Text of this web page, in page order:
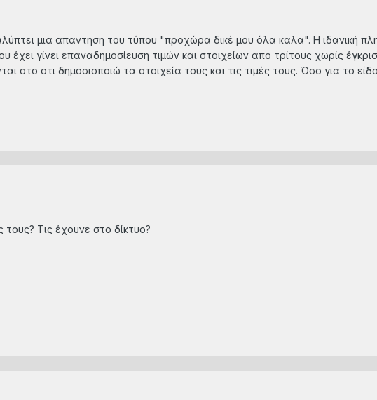
μια απαντηση του τύπου "προχώρα δικέ μου όλα καλα". Η ιδανική
έχει γίνει επαναδημοσίευση τιμών και στοιχείων απο τρίτους χωρίς
στο οτι δημοσιοποιώ τα στοιχεία τους και τις τιμές τους. Όσο για το
τους? Τις έχουνε στο δίκτυο?